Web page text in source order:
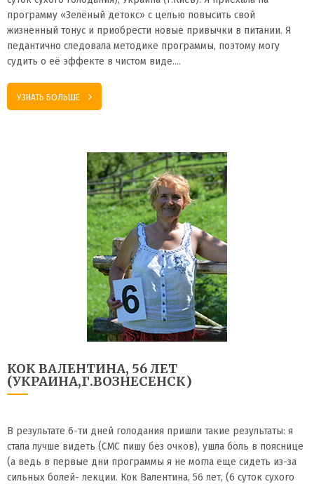
программу «Зелёный детокс» с целью повысить свой
жизненный тонус и приобрести новые привычки в питании. Я
педантично следовала методике программы, поэтому могу
судить о её эффекте в чистом виде….
УЗНАТЬ БОЛЬШЕ
КОК ВАЛЕНТИНА, 56 ЛЕТ
(УКРАИНА,Г.ВОЗНЕСЕНСК)
В результате 6-ти дней голодания пришли такие результаты: я
стала лучше видеть (СМС пишу без очков), ушла боль в пояснице
(а ведь в первые дни программы я не могла еще сидеть из-за
сильных болей- лекции. Кок Валентина, 56 лет, (6 суток сухого